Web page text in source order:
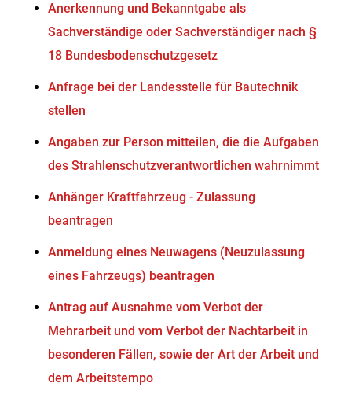
Anerkennung und Bekanntgabe als
Sachverständige oder Sachverständiger nach §
18 Bundesbodenschutzgesetz
Anfrage bei der Landesstelle für Bautechnik
stellen
Angaben zur Person mitteilen, die die Aufgaben
des Strahlenschutzverantwortlichen wahrnimmt
Anhänger Kraftfahrzeug - Zulassung
beantragen
Anmeldung eines Neuwagens (Neuzulassung
eines Fahrzeugs) beantragen
Antrag auf Ausnahme vom Verbot der
Mehrarbeit und vom Verbot der Nachtarbeit in
besonderen Fällen, sowie der Art der Arbeit und
dem Arbeitstempo